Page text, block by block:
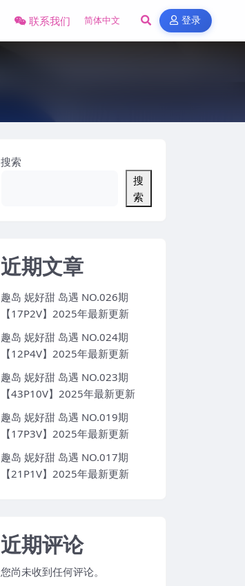
联系我们 登录
搜索
搜
索
近期文章
趣岛 妮好甜 岛遇 NO.026期
【17P2V】2025年最新更新
趣岛 妮好甜 岛遇 NO.024期
【12P4V】2025年最新更新
趣岛 妮好甜 岛遇 NO.023期
【43P10V】2025年最新更新
趣岛 妮好甜 岛遇 NO.019期
【17P3V】2025年最新更新
趣岛 妮好甜 岛遇 NO.017期
【21P1V】2025年最新更新
近期评论
您尚未收到任何评论。